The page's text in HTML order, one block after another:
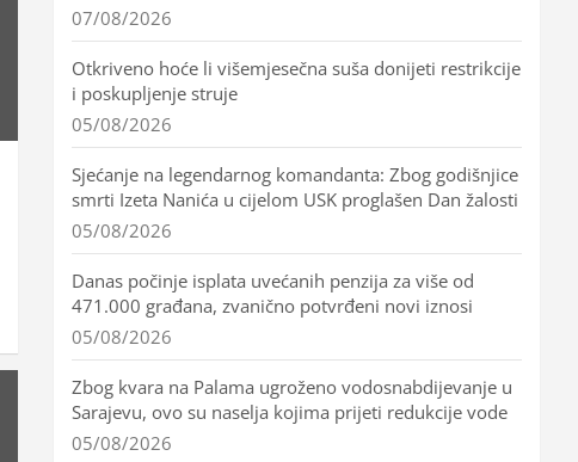
07/08/2026
Otkriveno hoće li višemjesečna suša donijeti restrikcije
i poskupljenje struje
05/08/2026
Sjećanje na legendarnog komandanta: Zbog godišnjice
smrti Izeta Nanića u cijelom USK proglašen Dan žalosti
05/08/2026
Danas počinje isplata uvećanih penzija za više od
471.000 građana, zvanično potvrđeni novi iznosi
05/08/2026
Zbog kvara na Palama ugroženo vodosnabdijevanje u
Sarajevu, ovo su naselja kojima prijeti redukcije vode
05/08/2026